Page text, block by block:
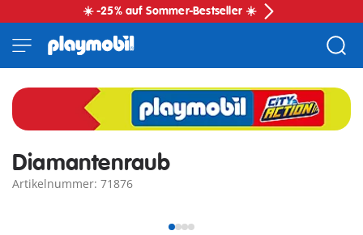
☀️ -25% auf Sommer-Bestseller ☀️
Diamantenraub
Artikelnummer: 71876